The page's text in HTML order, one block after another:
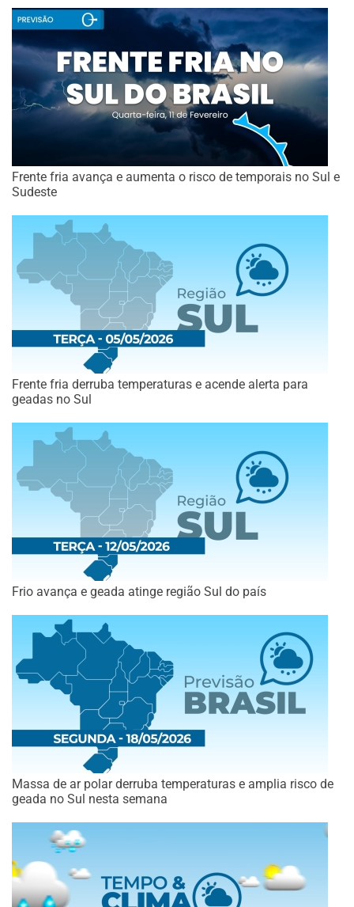
Frente fria avança e aumenta o risco de temporais no Sul e
Sudeste
Frente fria derruba temperaturas e acende alerta para
geadas no Sul
Frio avança e geada atinge região Sul do país
Massa de ar polar derruba temperaturas e amplia risco de
geada no Sul nesta semana